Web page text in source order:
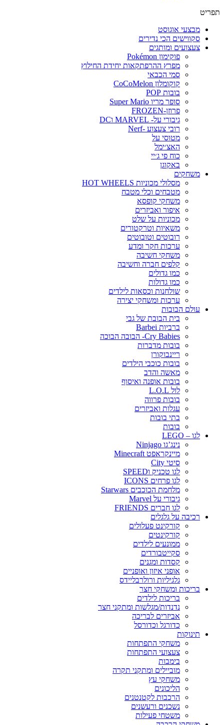
תפריט
מבצעי אוגוסט
סקווישים הכי נדירים
צעצועים ומותגים
פוקימון Pokémon
מפרץ ההרפתקאות יחידת החילוץ
סמי הכבאי
קוקומלון CoCoMelon
בובות POP
סופר מריו Super Mario
פרוזן-FROZEN
גיבורי על- MARVEL וDC
רובי צעצוע -Nerf
מטוסי על
האצ׳ימל
כוח פי ג׳יי
באקוגן
משחקים
מסלולי מכוניות HOT WHEELS
מטבחים וכלי מטבח
משחקי קופסא
איפור ואביזרים
מכוניות על שלט
משאיות וטרקטורים
רובוטים וטובוטים
ערכות חקר ומדע
משחקי חשיבה
קלפים חברה וחשיבה
כמו גדולים
כמו גדולות
שולחנות וכסאות לילדים
ערכות ומשחקי יצירה
עולם הבובות
בית הבובת של גבי
ברביות Barbei
Cry Babies- הבובה הבוכה
בובות מדברות
ריינבוקורן
בובות כוכבי הילדים
מאשה והדב
בובות אופנה ואיסוף
לול L.O.L
בובות פרווה
עגלות ואביזרים
בתי בובות
בובות
לגו – LEGO
נינג’גו Ninjago
מיינקראפט Minecraft
סיטי City
לגו טכניק וSPEED
לגו פרחים ICONS
מלחמת הכוכבים Starwars
גיבורי על Marvel
לגו חברים FRIENDS
רכיבה על גלגלים
קורקינט פעלולים
קורקינטים
ממונעים לילדים
סקייטבורדים
קסדות ומגנים
אופני איזון ואופניים
גלגיליות ורולרבליידס
בריכות ומשחקי חצר
בריכות לילדים
נדנדות/מגלשות ומתקני חצר
אביזרים לבריכה
כדורגל וכדורסל
תינוקות
משחקי התפתחות
צעצועי התפתחות
בימבות
מוביילים ומתקני תקרה
משחקי עץ
הליכונים
הרכבות לקטנטנים
נשכנים ורעשנים
משטחי פעילות